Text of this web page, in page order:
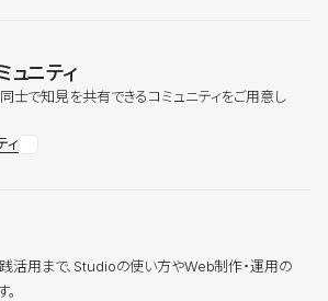
ュニティ
士で知見を共有できるコミュニティをご用意し
ィ
活用まで、Studioの使い方やWeb制作・運用の